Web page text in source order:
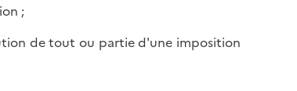
;
de tout ou partie d'une imposition